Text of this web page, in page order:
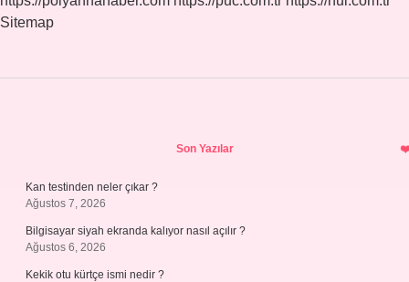
Sitemap
Son Yazılar
Kan testinden neler çıkar ?
Ağustos 7, 2026
Bilgisayar siyah ekranda kalıyor nasıl açılır ?
Ağustos 6, 2026
Kekik otu kürtçe ismi nedir ?